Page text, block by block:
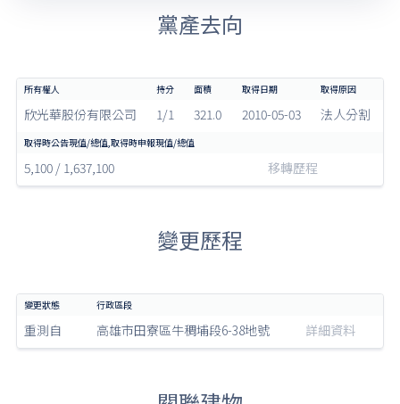
黨產去向
欣光華股份有限公司 1/1 321.0 2010-05-03 法人分割
5,100 / 1,637,100 移轉歷程
變更歷程
重測自 高雄市田寮區牛稠埔段6-38地號 詳細資料